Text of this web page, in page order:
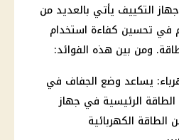
التكييف يأتي بالعديد من
في تحسين كفاءة استخدام
ومن بين هذه الفوائد:
يساعد وضع الجفاف في
الرئيسية في جهاز
الطاقة الكهربائية